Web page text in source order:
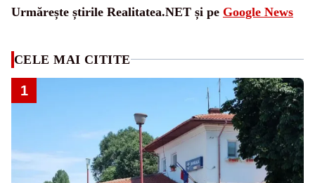
Urmărește știrile Realitatea.NET și pe Google News
CELE MAI CITITE
1